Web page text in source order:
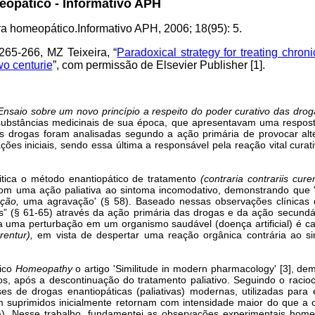
- Informativo APH
homeopático.Informativo APH, 2006; 18(95): 5.
266, MZ Teixeira, “Paradoxical strategy for treating
centurie”, com permissão de Elsevier Publisher [1].
sobre um novo princípio a respeito do poder curativo das
medicinais de sua época, que apresentavam uma
drogas foram analisadas segundo a ação primária de provocar
iniciais, sendo essa última a responsável pela reação vital
o método enantiopático de tratamento(contraria contrariis
uma ação paliativa ao sintoma incomodativo, demonstrando
uma agravação' (§ 58). Baseado nessas observações
(§ 61-65) através da ação primária das drogas e da ação
uma perturbação em um organismo saudável (doença artificial) é
em vista de despertar uma reação orgânica contrária ao
Homeopathyo artigo 'Similitude in modern pharmacology' [3],
após a descontinuação do tratamento paliativo. Seguindo o
de drogas enantiopáticas (paliativas) modernas, utilizadas
suprimidos inicialmente retornam com intensidade maior do que